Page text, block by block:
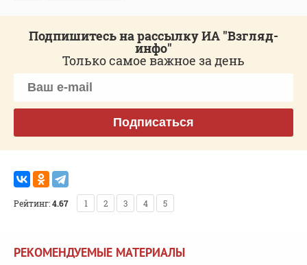
Подпишитесь на рассылку ИА "Взгляд-
инфо"
Только самое важное за день
Подписаться
Рейтинг:4.67 1 2 3 4 5
РЕКОМЕНДУЕМЫЕ МАТЕРИАЛЫ